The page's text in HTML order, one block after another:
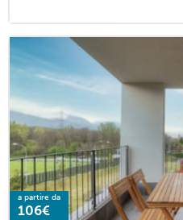
a partire da
106€